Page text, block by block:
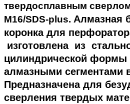
твердосплавным
М16/SDS-plus. Алмазная
коронка для
изготовлена из
цилиндрической формы
алмазными сегментами
Предназначена для
сверления твердых